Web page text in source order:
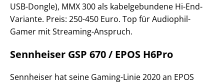
USB-Dongle), MMX 300 als kabelgebundene Hi-End-
Variante. Preis: 250-450 Euro. Top für Audiophil-
Gamer mit Streaming-Anspruch.
Sennheiser GSP 670 / EPOS H6Pro
Sennheiser hat seine Gaming-Linie 2020 an EPOS